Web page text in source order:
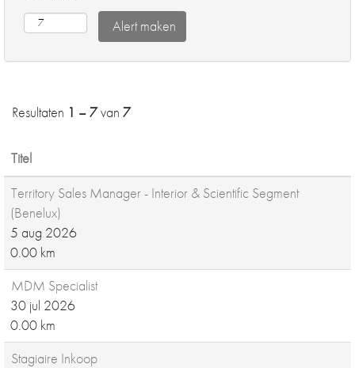
Resultaten 1 – 7van 7
Titel
Territory Sales Manager - Interior & Scientific Segment
(Benelux)
5 aug 2026
0.00 km
MDM Specialist
30 jul 2026
0.00 km
Stagiaire Inkoop